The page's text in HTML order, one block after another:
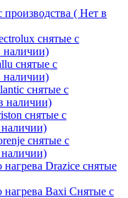
производства ( Нет в
снятые с
наличии)
снятые с
наличии)
снятые с
наличии)
снятые с
наличии)
снятые с
наличии)
Drazice снятые
нагрева Baxi Снятые с